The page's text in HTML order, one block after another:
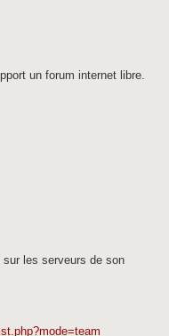
un forum internet libre.
les serveurs de son